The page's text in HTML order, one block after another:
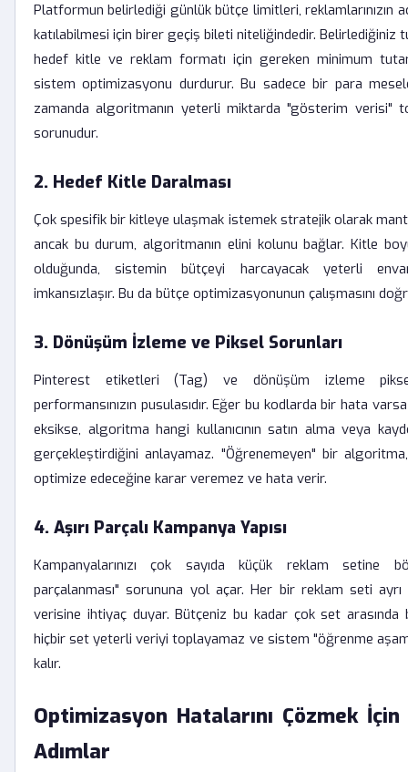
Platformun belirlediği günlük bütçe limitleri, reklamlarınızın
katılabilmesi için birer geçiş bileti niteliğindedir. Belirlediğiniz
hedef kitle ve reklam formatı için gereken minimum
sistem optimizasyonu durdurur. Bu sadece bir para
zamanda algoritmanın yeterli miktarda "gösterim verisi"
sorunudur.
2. Hedef Kitle Daralması
Çok spesifik bir kitleye ulaşmak istemek stratejik olarak
ancak bu durum, algoritmanın elini kolunu bağlar. Kitle
olduğunda, sistemin bütçeyi harcayacak yeterli
imkansızlaşır. Bu da bütçe optimizasyonunun çalışmasını
3. Dönüşüm İzleme ve Piksel Sorunları
Pinterest etiketleri (Tag) ve dönüşüm izleme
performansınızın pusulasıdır. Eğer bu kodlarda bir hata
eksikse, algoritma hangi kullanıcının satın alma veya
gerçekleştirdiğini anlayamaz. "Öğrenemeyen" bir
optimize edeceğine karar veremez ve hata verir.
4. Aşırı Parçalı Kampanya Yapısı
Kampanyalarınızı çok sayıda küçük reklam setine
parçalanması" sorununa yol açar. Her bir reklam seti ayrı
verisine ihtiyaç duyar. Bütçeniz bu kadar çok set arasında
hiçbir set yeterli veriyi toplayamaz ve sistem "öğrenme
kalır.
Optimizasyon Hatalarını Çözmek
Adımlar